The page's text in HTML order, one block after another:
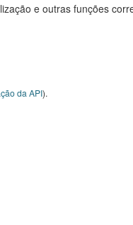
e outras funções
da API).